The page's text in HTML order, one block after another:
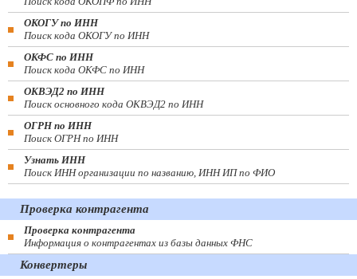
ОКОГУ по ИНН
Поиск кода ОКОГУ по ИНН
ОКФС по ИНН
Поиск кода ОКФС по ИНН
ОКВЭД2 по ИНН
Поиск основного кода ОКВЭД2 по ИНН
ОГРН по ИНН
Поиск ОГРН по ИНН
Узнать ИНН
Поиск ИНН организации по названию, ИНН ИП по ФИО
Проверка контрагента
Проверка контрагента
Информация о контрагентах из базы данных ФНС
Конвертеры